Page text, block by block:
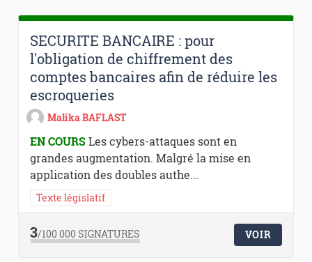
SECURITE BANCAIRE : pour
l'obligation de chiffrement des
comptes bancaires afin de réduire les
escroqueries
Malika BAFLAST
EN COURSLes cybers-attaques sont en
grandes augmentation. Malgré la mise en
application des doubles authe...
Texte législatif
3/100 000SIGNATURES VOIR